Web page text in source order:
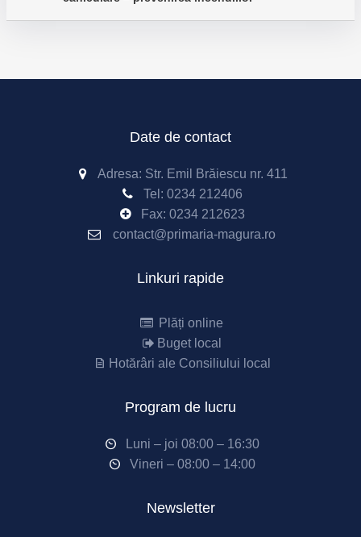
Date de contact
Adresa: Str. Emil Brăiescu nr. 411
Tel: 0234 212406
Fax: 0234 212623
contact@primaria-magura.ro
Linkuri rapide
Plăți online
Buget local
Hotărâri ale Consiliului local
Program de lucru
Luni – joi 08:00 – 16:30
Vineri – 08:00 – 14:00
Newsletter